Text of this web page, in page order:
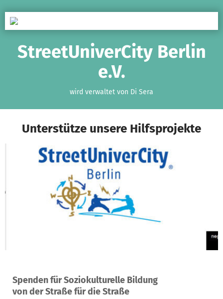
StreetUniverCity Berlin
e.V.
wird verwaltet von Di Sera
Unterstütze unsere Hilfsprojekte
Spenden für Soziokulturelle Bildung
von der Straße für die Straße
Ein Projekt in Berlin, Deutschland
0 0 %